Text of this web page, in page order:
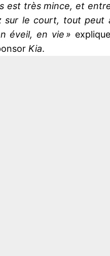
est très mince, et
sur le court, tout peut
éveil, en vie »
Kia.